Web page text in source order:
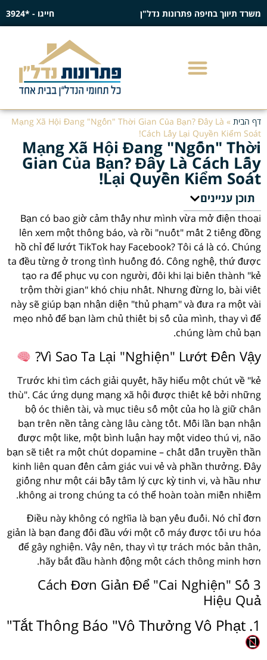
משרד תיווך בחיפה פתרונות נדל"ן חייגו - *3924
דף הבית »
Mạng Xã Hội Đang "Ngốn" Thời Gian Của Bạn? Đây Là
Cách Lấy Lại Quyền Kiểm Soát!
Mạng Xã Hội Đang "Ngốn" Thời
Gian Của Bạn? Đây Là Cách Lấy
Lại Quyền Kiểm Soát!
תוכן עניינים
Bạn có bao giờ cảm thấy như mình vừa mở điện thoại
lên xem một thông báo, và rồi "nuốt" mất 2 tiếng đồng
hồ chỉ để lướt TikTok hay Facebook? Tôi cá là có. Chúng
ta đều từng ở trong tình huống đó. Công nghệ, thứ được
tạo ra để phục vụ con người, đôi khi lại biến thành "kẻ
trộm thời gian" khó chịu nhất. Nhưng đừng lo, bài viết
này sẽ giúp bạn nhận diện "thủ phạm" và đưa ra một vài
mẹo nhỏ để bạn làm chủ thiết bị số của mình, thay vì để
chúng làm chủ bạn.
Vì Sao Ta Lại "Nghiện" Lướt Đến Vậy?
Trước khi tìm cách giải quyết, hãy hiểu một chút về "kẻ
thù". Các ứng dụng mạng xã hội được thiết kế bởi những
bộ óc thiên tài, và mục tiêu số một của họ là giữ chân
bạn trên nền tảng càng lâu càng tốt. Mỗi lần bạn nhận
được một like, một bình luận hay một video thú vị, não
bạn sẽ tiết ra một chút dopamine – chất dẫn truyền thần
kinh liên quan đến cảm giác vui vẻ và phần thưởng. Đây
giống như một cái bẫy tâm lý cực kỳ tinh vi, và hầu như
không ai trong chúng ta có thể hoàn toàn miễn nhiễm.
Điều này không có nghĩa là bạn yếu đuối. Nó chỉ đơn
giản là bạn đang đối đầu với một cỗ máy được tối ưu hóa
để gây nghiện. Vậy nên, thay vì tự trách móc bản thân,
hãy bắt đầu hành động một cách thông minh hơn.
3 Cách Đơn Giản Để "Cai Nghiện" Số
Hiệu Quả
1. Tắt Thông Báo "Vô Thưởng Vô Phạt"